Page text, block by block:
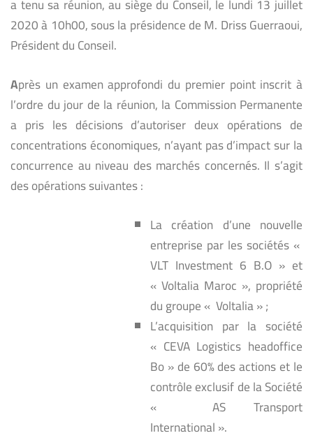
2020 à 10h00, sous la présidence de M. Driss Guerraoui,
Président du Conseil.
Après un examen approfondi du premier point inscrit à
l’ordre du jour de la réunion, la Commission Permanente
a pris les décisions d’autoriser deux opérations de
concentrations économiques, n’ayant pas d’impact sur la
concurrence au niveau des marchés concernés. Il s’agit
des opérations suivantes :
La création d’une nouvelle
entreprise par les sociétés «
VLT Investment 6 B.O » et
« Voltalia Maroc », propriété
du groupe « Voltalia » ;
L’acquisition par la société
« CEVA Logistics headoffice
Bo » de 60% des actions et le
contrôle exclusif de la Société
« AS Transport
International ».